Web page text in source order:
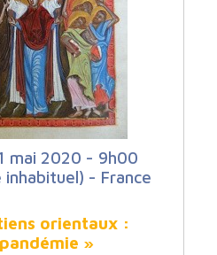
mai 2020 - 9h00
inhabituel) - France
orientaux :
»